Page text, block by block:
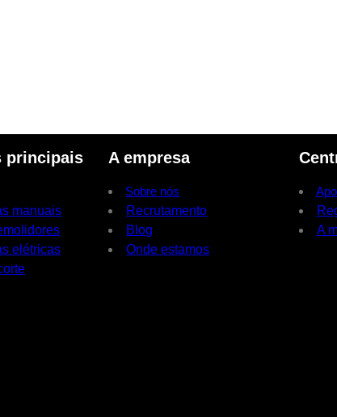
principais
manuais
elétricas
A empresa
Sobre nós
Recrutamento
Blog
Onde estamos
A